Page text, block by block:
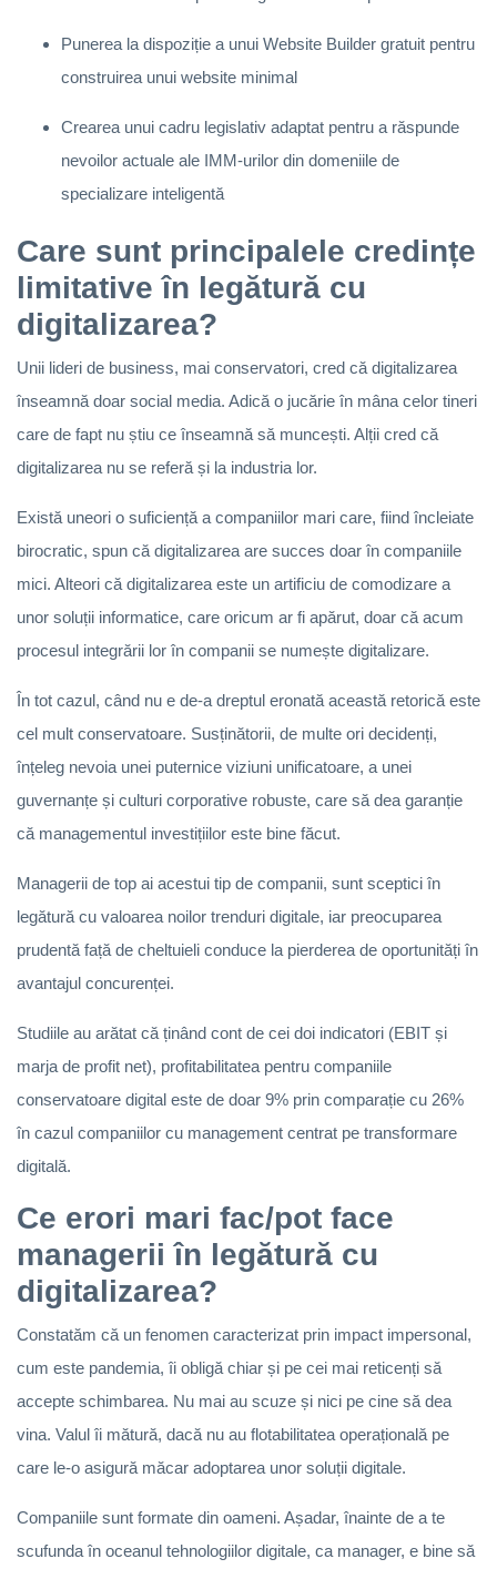
Punerea la dispoziție a unui Website Builder gratuit pentru
construirea unui website minimal
Crearea unui cadru legislativ adaptat pentru a răspunde
nevoilor actuale ale IMM-urilor din domeniile de
specializare inteligentă
Care sunt principalele credințe
limitative în legătură cu
digitalizarea?
Unii lideri de business, mai conservatori, cred că digitalizarea
înseamnă doar social media. Adică o jucărie în mâna celor tineri
care de fapt nu știu ce înseamnă să muncești. Alții cred că
digitalizarea nu se referă și la industria lor.
Există uneori o suficiență a companiilor mari care, fiind încleiate
birocratic, spun că digitalizarea are succes doar în companiile
mici. Alteori că digitalizarea este un artificiu de comodizare a
unor soluții informatice, care oricum ar fi apărut, doar că acum
procesul integrării lor în companii se numește digitalizare.
În tot cazul, când nu e de-a dreptul eronată această retorică este
cel mult conservatoare. Susținătorii, de multe ori decidenți,
înțeleg nevoia unei puternice viziuni unificatoare, a unei
guvernanțe și culturi corporative robuste, care să dea garanție
că managementul investițiilor este bine făcut.
Managerii de top ai acestui tip de companii, sunt sceptici în
legătură cu valoarea noilor trenduri digitale, iar preocuparea
prudentă față de cheltuieli conduce la pierderea de oportunități în
avantajul concurenței.
Studiile au arătat că ținând cont de cei doi indicatori (EBIT și
marja de profit net), profitabilitatea pentru companiile
conservatoare digital este de doar 9% prin comparație cu 26%
în cazul companiilor cu management centrat pe transformare
digitală.
Ce erori mari fac/pot face
managerii în legătură cu
digitalizarea?
Constatăm că un fenomen caracterizat prin impact impersonal,
cum este pandemia, îi obligă chiar și pe cei mai reticenți să
accepte schimbarea. Nu mai au scuze și nici pe cine să dea
vina. Valul îi mătură, dacă nu au flotabilitatea operațională pe
care le-o asigură măcar adoptarea unor soluții digitale.
Companiile sunt formate din oameni. Așadar, înainte de a te
scufunda în oceanul tehnologiilor digitale, ca manager, e bine să